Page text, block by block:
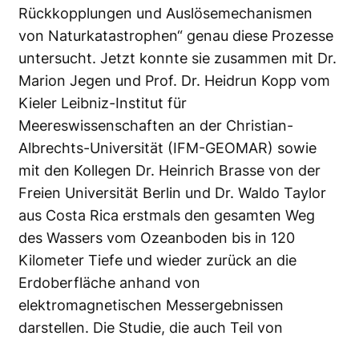
Rückkopplungen und Auslösemechanismen
von Naturkatastrophen“ genau diese Prozesse
untersucht. Jetzt konnte sie zusammen mit Dr.
Marion Jegen und Prof. Dr. Heidrun Kopp vom
Kieler Leibniz-Institut für
Meereswissenschaften an der Christian-
Albrechts-Universität (IFM-GEOMAR) sowie
mit den Kollegen Dr. Heinrich Brasse von der
Freien Universität Berlin und Dr. Waldo Taylor
aus Costa Rica erstmals den gesamten Weg
des Wassers vom Ozeanboden bis in 120
Kilometer Tiefe und wieder zurück an die
Erdoberfläche anhand von
elektromagnetischen Messergebnissen
darstellen. Die Studie, die auch Teil von